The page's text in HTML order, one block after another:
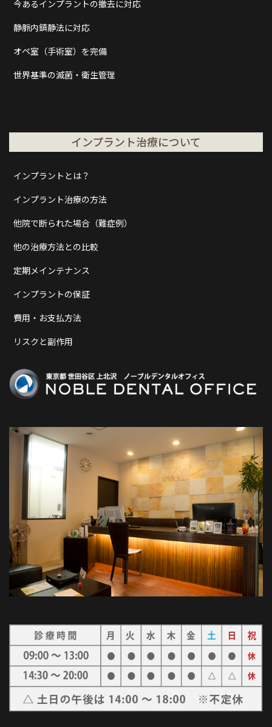
今あるインプラントの撤去に対応
静脈内鎮静法に対応
オペ室（手術室）を完備
世界基準の滅菌・衛生管理
インプラント治療について
インプラントとは？
インプラント治療の方法
他院で断られた場合（難症例）
他の治療方法との比較
定期メインテナンス
インプラントの保証
費用・お支払方法
リスクと副作用